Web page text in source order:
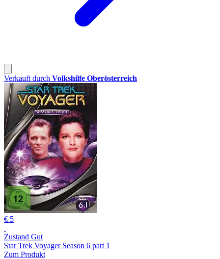
Verkauft durch Volkshilfe Oberösterreich
€ 5
Zustand Gut
Star Trek Voyager Season 6 part 1
Zum Produkt